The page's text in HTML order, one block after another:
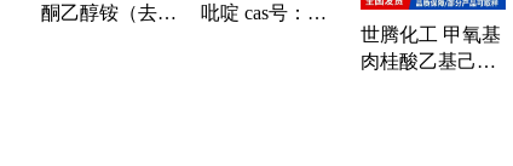
基三嗪酮
酮乙醇铵（去屑
吡啶 cas号：
世腾化工 甲氧基
肉桂酸乙基己酯